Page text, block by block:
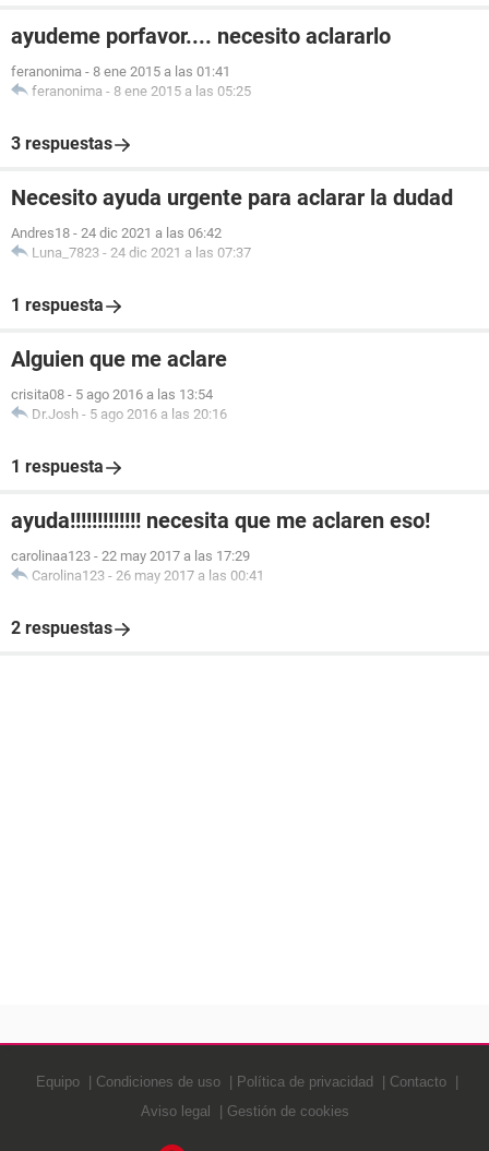
ayudeme porfavor.... necesito aclararlo
feranonima - 8 ene 2015 a las 01:41
feranonima - 8 ene 2015 a las 05:25
3 respuestas
Necesito ayuda urgente para aclarar la dudad
Andres18 - 24 dic 2021 a las 06:42
Luna_7823 - 24 dic 2021 a las 07:37
1 respuesta
Alguien que me aclare
crisita08 - 5 ago 2016 a las 13:54
Dr.Josh - 5 ago 2016 a las 20:16
1 respuesta
ayuda!!!!!!!!!!!!! necesita que me aclaren eso!
carolinaa123 - 22 may 2017 a las 17:29
Carolina123 - 26 may 2017 a las 00:41
2 respuestas
Equipo Condiciones de uso Política de privacidad
Contacto
Aviso legal
Gestión de cookies